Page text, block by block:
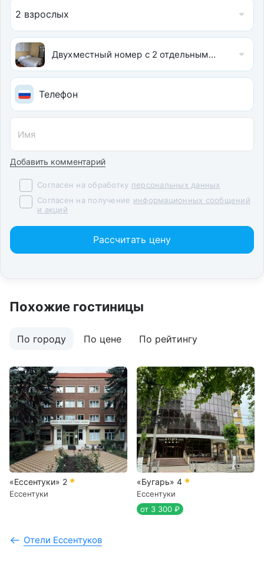
2 взрослых
Двухместный номер с 2 отдельными
Добавить комментарий
Согласен на обработку персональных данных
Согласен на получение информационных сообщений
и акций
Рассчитать цену
Похожие гостиницы
По городу По цене По рейтингу
«Ессентуки» 2
Ессентуки
«Бугарь» 4
Ессентуки
от 3 300 ₽
Отели Ессентуков